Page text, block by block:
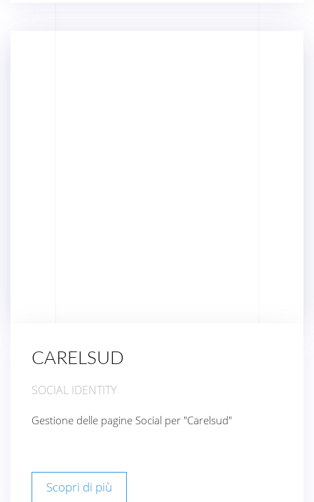
CARELSUD
SOCIAL IDENTITY
Gestione delle pagine Social per "Carelsud"
Scopri di più